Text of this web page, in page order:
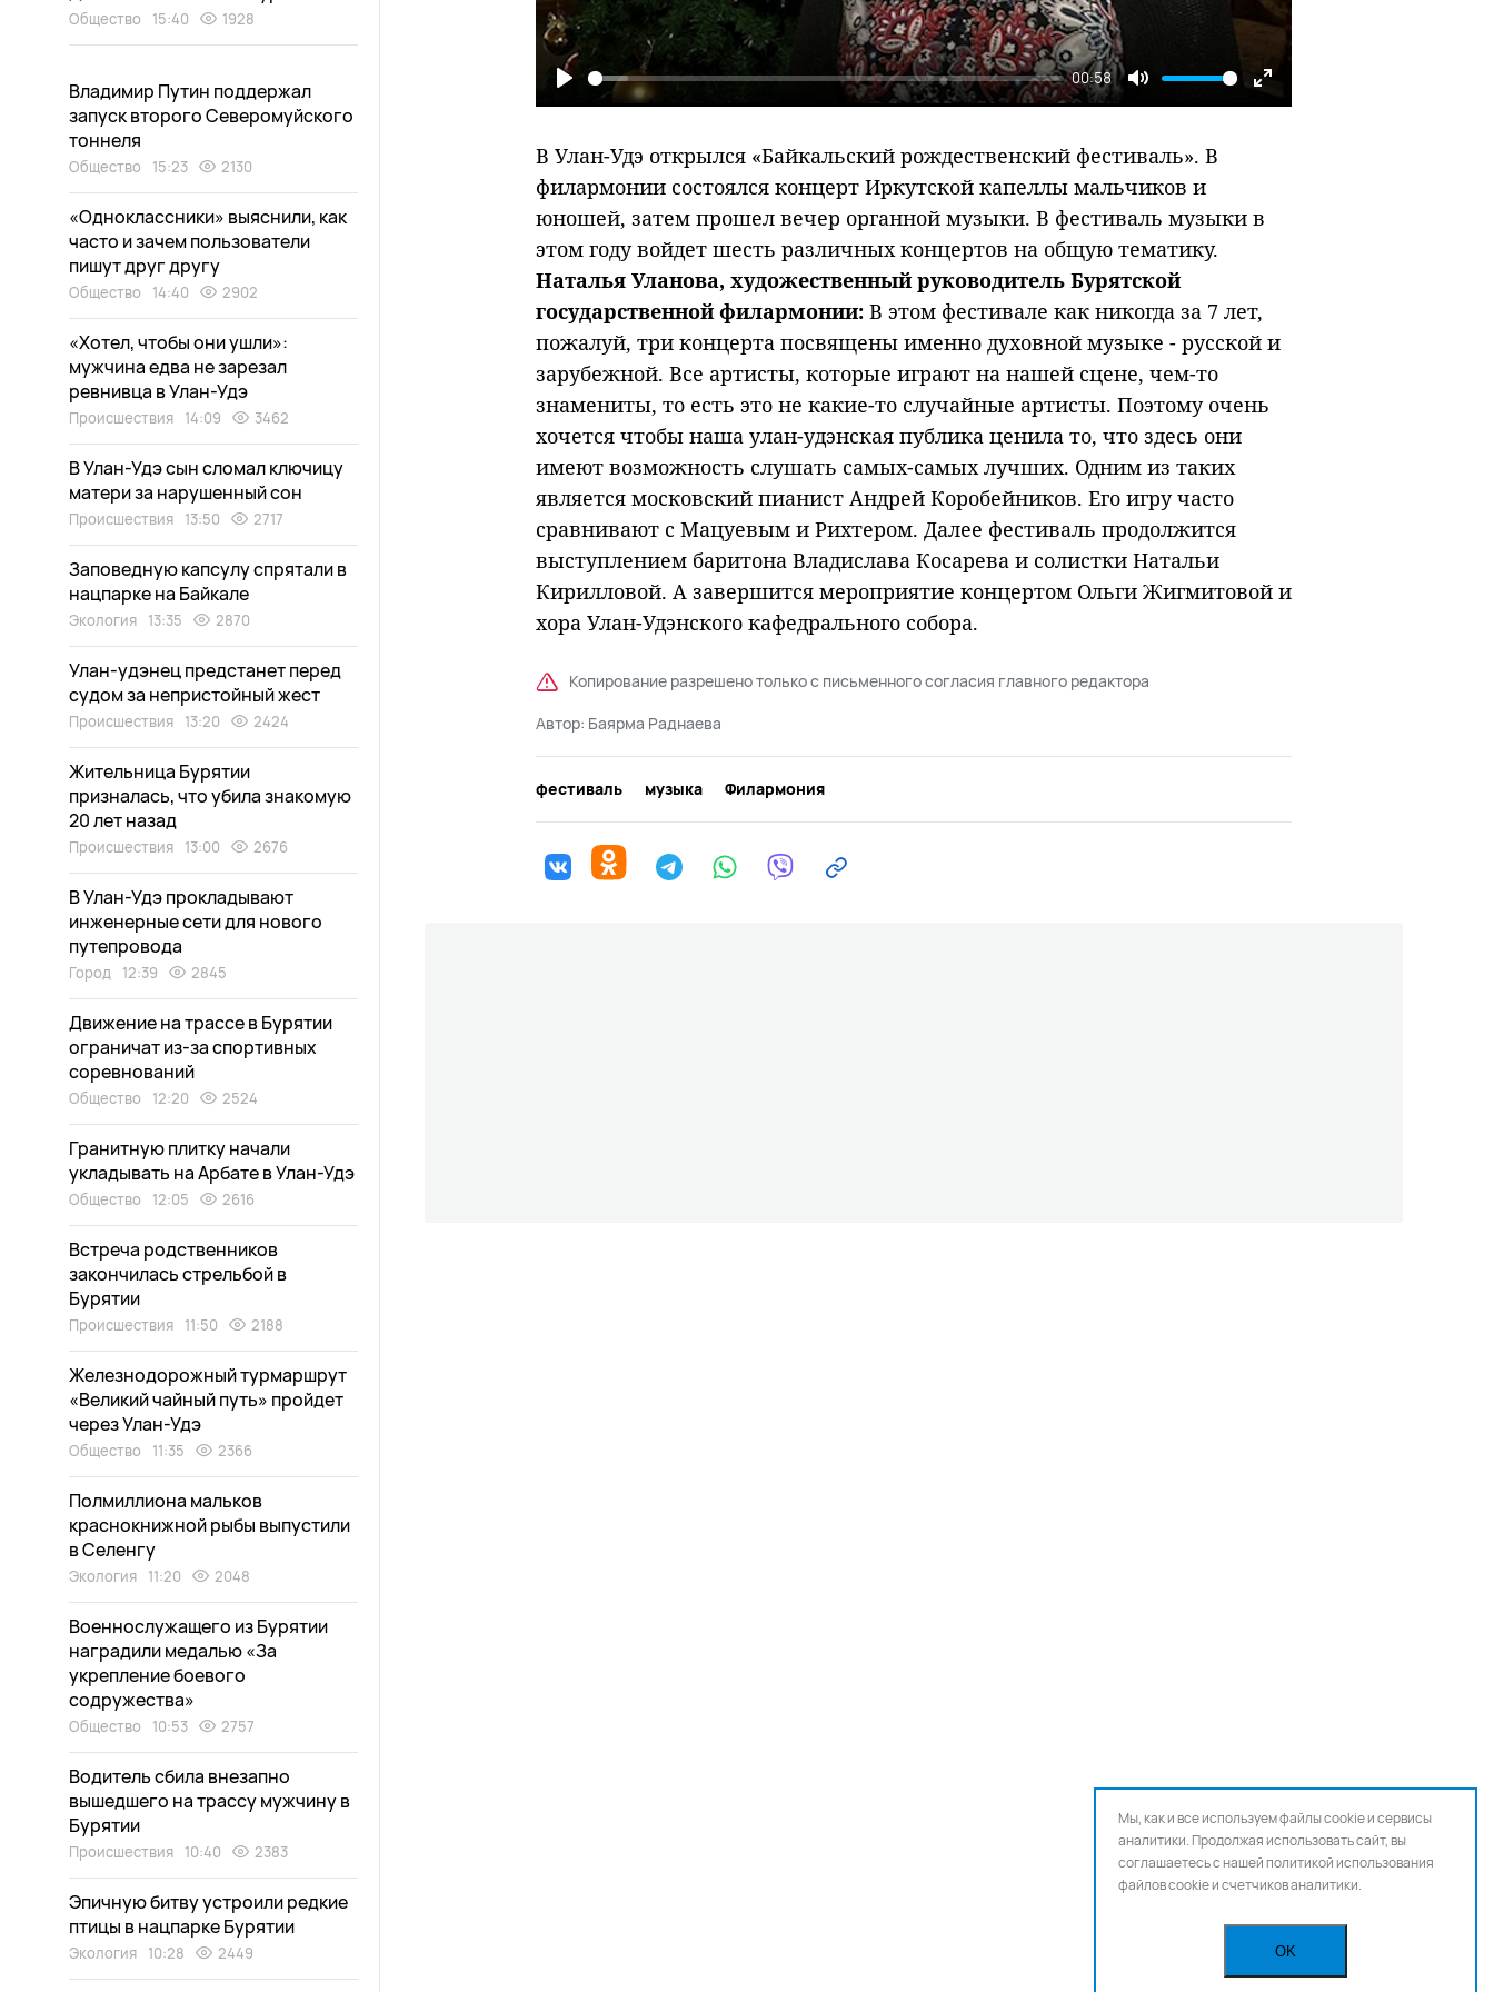
Play
00:58
Mute
Enter
В Улан-Удэ открылся «Байкальский рождественский фестиваль». В
филармонии состоялся концерт Иркутской капеллы мальчиков и
юношей, затем прошел вечер органной музыки. В фестиваль музыки в
этом году войдет шесть различных концертов на общую тематику.
Наталья Уланова, художественный руководитель Бурятской
государственной филармонии: В этом фестивале как никогда за 7 лет,
пожалуй, три концерта посвящены именно духовной музыке - русской и
зарубежной. Все артисты, которые играют на нашей сцене, чем-то
знамениты, то есть это не какие-то случайные артисты. Поэтому очень
хочется чтобы наша улан-удэнская публика ценила то, что здесь они
имеют возможность слушать самых-самых лучших. Одним из таких
является московский пианист Андрей Коробейников. Его игру часто
сравнивают с Мацуевым и Рихтером. Далее фестиваль продолжится
выступлением баритона Владислава Косарева и солистки Натальи
Кирилловой. А завершится мероприятие концертом Ольги Жигмитовой и
хора Улан-Удэнского кафедрального собора.
Копирование разрешено только с письменного согласия главного редактора
Автор: Баярма Раднаева
фестиваль музыка Филармония
Общество 15:40 1928
Владимир Путин поддержал
запуск второго Северомуйского
тоннеля
Общество 15:23 2130
«Одноклассники» выяснили, как
часто и зачем пользователи
пишут друг другу
Общество 14:40 2902
«Хотел, чтобы они ушли»:
мужчина едва не зарезал
ревнивца в Улан-Удэ
Происшествия 14:09 3462
В Улан-Удэ сын сломал ключицу
матери за нарушенный сон
Происшествия 13:50 2717
Заповедную капсулу спрятали в
нацпарке на Байкале
Экология 13:35 2870
Улан-удэнец предстанет перед
судом за непристойный жест
Происшествия 13:20 2424
Жительница Бурятии
призналась, что убила знакомую
20 лет назад
Происшествия 13:00 2676
В Улан-Удэ прокладывают
инженерные сети для нового
путепровода
Город 12:39 2845
Движение на трассе в Бурятии
ограничат из-за спортивных
соревнований
Общество 12:20 2524
Гранитную плитку начали
укладывать на Арбате в Улан-Удэ
Общество 12:05 2616
Встреча родственников
закончилась стрельбой в
Бурятии
Происшествия 11:50 2188
Железнодорожный турмаршрут
«Великий чайный путь» пройдет
через Улан-Удэ
Общество 11:35 2366
Полмиллиона мальков
краснокнижной рыбы выпустили
в Селенгу
Экология 11:20 2048
Военнослужащего из Бурятии
наградили медалью «За
укрепление боевого
содружества»
Общество 10:53 2757
Водитель сбила внезапно
вышедшего на трассу мужчину в
Бурятии
Происшествия 10:40 2383
Эпичную битву устроили редкие
птицы в нацпарке Бурятии
Экология 10:28 2449
Мы, как и все используем файлы cookie и сервисы
аналитики. Продолжая использовать сайт, вы
соглашаетесь с нашейполитикой использования
файлов cookie и счетчиков аналитики.
OK